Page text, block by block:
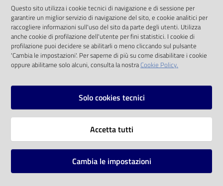
Eventi
Chiedi al
bibliotecario
solo alle condizioni previste dalla direttiva
comunitaria 2003/98/CE e dal d.lgs. 36/2006
SOCIAL
Instagram
Vai alla pagina
Mappa del sito
Questo sito utilizza i cookie tecnici di navigazione e di sessione per
garantire un miglior servizio di navigazione del sito, e cookie analitici per
raccogliere informazioni sull'uso del sito da parte degli utenti. Utilizza
anche cookie di profilazione dell'utente per fini statistici. I cookie di
profilazione puoi decidere se abilitarli o meno cliccando sul pulsante
'Cambia le impostazioni'. Per saperne di più su come disabilitare i cookie
oppure abilitarne solo alcuni, consulta la nostraCookie Policy.
Solo cookies tecnici
Accetta tutti
Cambia le impostazioni